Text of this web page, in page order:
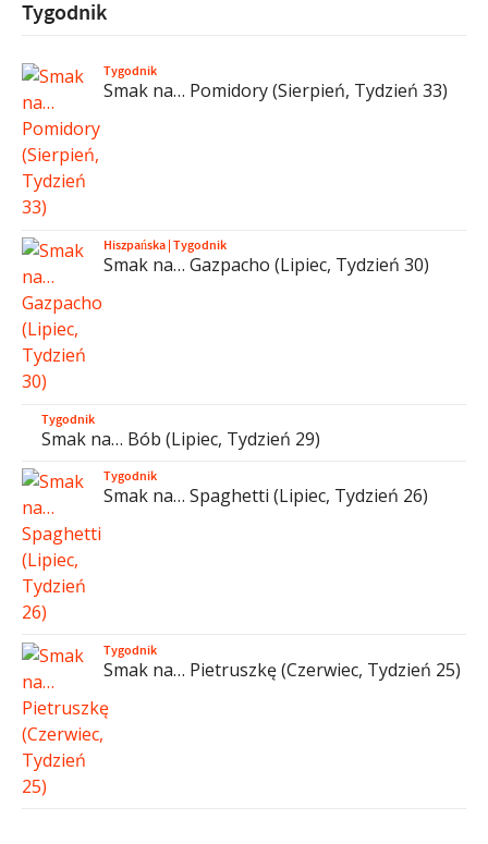
Tygodnik
Tygodnik
Smak na… Pomidory (Sierpień, Tydzień 33)
Hiszpańska|Tygodnik
Smak na… Gazpacho (Lipiec, Tydzień 30)
Tygodnik
Smak na… Bób (Lipiec, Tydzień 29)
Tygodnik
Smak na… Spaghetti (Lipiec, Tydzień 26)
Tygodnik
Smak na… Pietruszkę (Czerwiec, Tydzień 25)